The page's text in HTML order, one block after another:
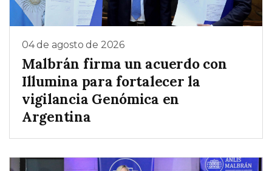
04 de agosto de 2026
Malbrán firma un acuerdo con
Illumina para fortalecer la
vigilancia Genómica en
Argentina